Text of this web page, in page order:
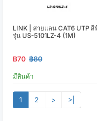
LINK | สายแลน CAT6 UTP สี
รุ่น US-5101LZ-4 (1M)
฿70 ฿80
มีสินค้า
1 2 > >|